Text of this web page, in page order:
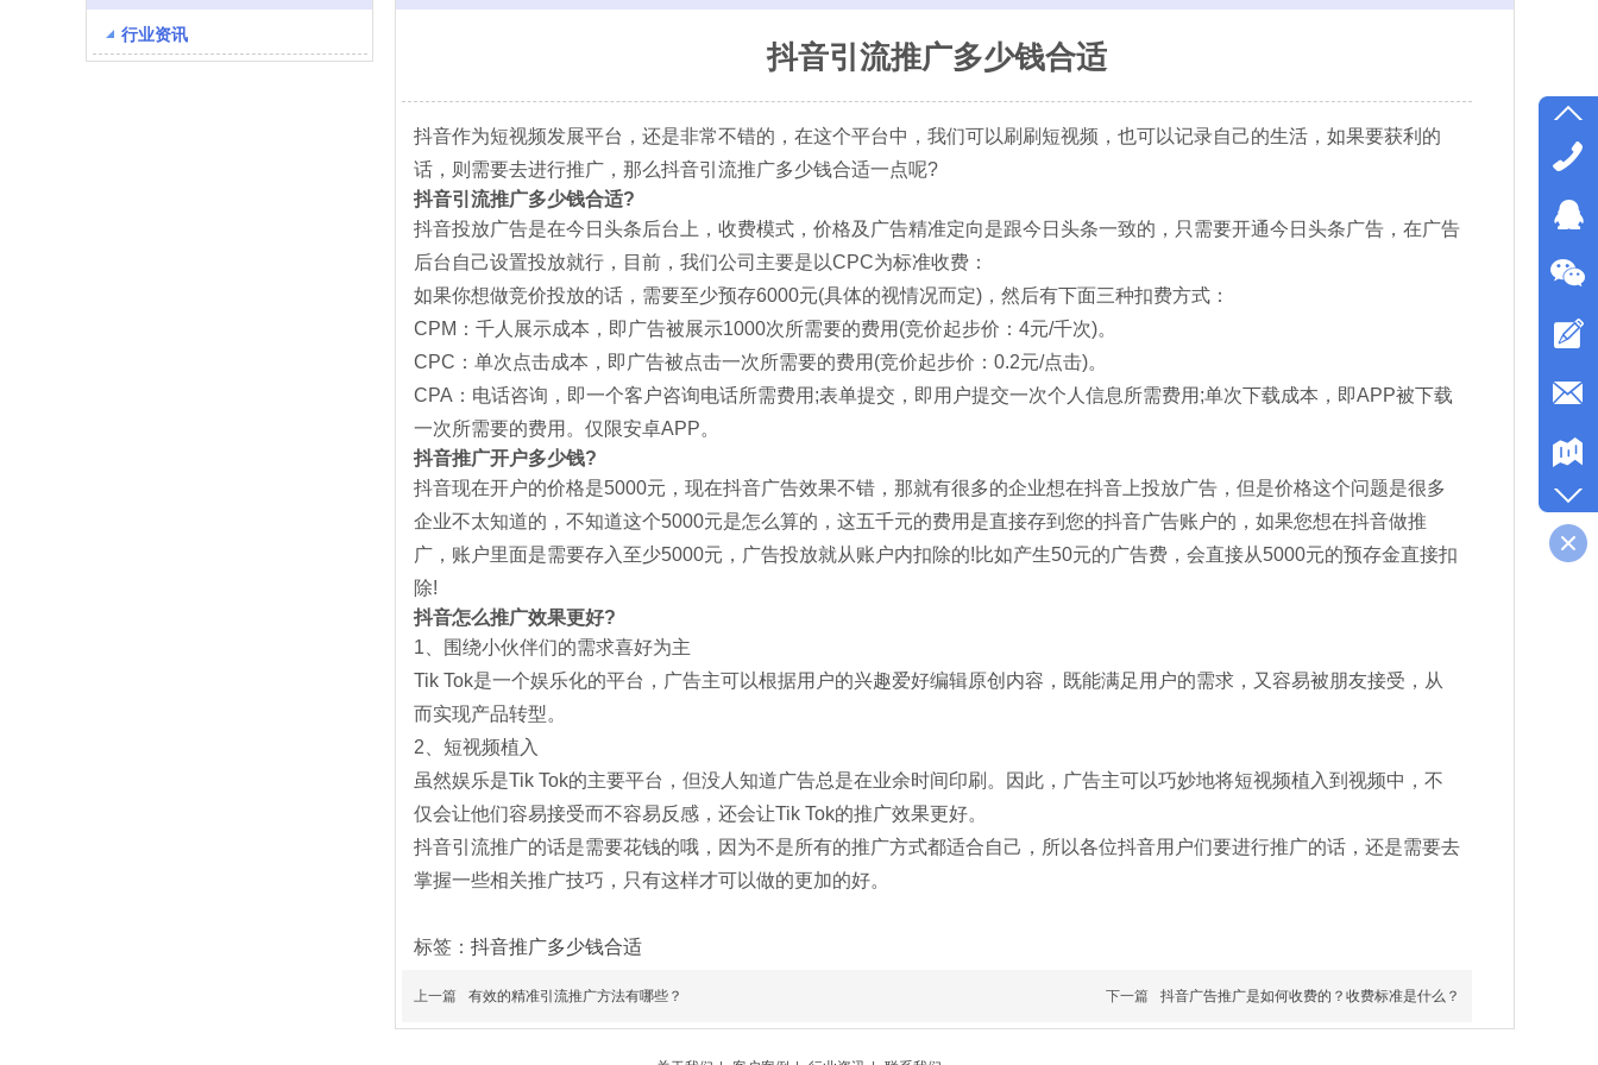
行业资讯
抖音引流推广多少钱合适
抖音作为短视频发展平台，还是非常不错的，在这个平台中，我们可以刷刷短视频，也可以记录自己的生活，如果要获利的
话，则需要去进行推广，那么抖音引流推广多少钱合适一点呢?
抖音引流推广多少钱合适?
抖音投放广告是在今日头条后台上，收费模式，价格及广告精准定向是跟今日头条一致的，只需要开通今日头条广告，在广告
后台自己设置投放就行，目前，我们公司主要是以CPC为标准收费：
如果你想做竞价投放的话，需要至少预存6000元(具体的视情况而定)，然后有下面三种扣费方式：
CPM：千人展示成本，即广告被展示1000次所需要的费用(竞价起步价：4元/千次)。
CPC：单次点击成本，即广告被点击一次所需要的费用(竞价起步价：0.2元/点击)。
CPA：电话咨询，即一个客户咨询电话所需费用;表单提交，即用户提交一次个人信息所需费用;单次下载成本，即APP被下载
一次所需要的费用。仅限安卓APP。
抖音推广开户多少钱?
抖音现在开户的价格是5000元，现在抖音广告效果不错，那就有很多的企业想在抖音上投放广告，但是价格这个问题是很多
企业不太知道的，不知道这个5000元是怎么算的，这五千元的费用是直接存到您的抖音广告账户的，如果您想在抖音做推
广，账户里面是需要存入至少5000元，广告投放就从账户内扣除的!比如产生50元的广告费，会直接从5000元的预存金直接扣
除!
抖音怎么推广效果更好?
1、围绕小伙伴们的需求喜好为主
Tik Tok是一个娱乐化的平台，广告主可以根据用户的兴趣爱好编辑原创内容，既能满足用户的需求，又容易被朋友接受，从
而实现产品转型。
2、短视频植入
虽然娱乐是Tik Tok的主要平台，但没人知道广告总是在业余时间印刷。因此，广告主可以巧妙地将短视频植入到视频中，不
仅会让他们容易接受而不容易反感，还会让Tik Tok的推广效果更好。
抖音引流推广的话是需要花钱的哦，因为不是所有的推广方式都适合自己，所以各位抖音用户们要进行推广的话，还是需要去
掌握一些相关推广技巧，只有这样才可以做的更加的好。
标签： 抖音推广多少钱合适
上一篇 有效的精准引流推广方法有哪些？ 下一篇 抖音广告推广是如何收费的？收费标准是什么？